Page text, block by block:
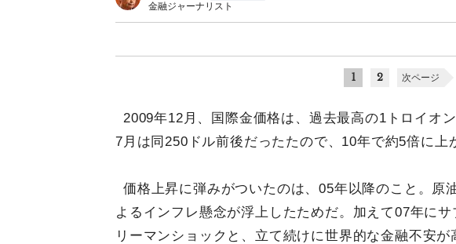
金融ジャーナリスト
1 2 次ページ
2009年12月、国際金価格は、過去最高の1トロイオ
7月は同250ドル前後だったたので、10年で約5倍に上
価格上昇に弾みがついたのは、05年以降のこと。原
よるインフレ懸念が浮上したためだ。加えて07年に
リーマンショックと、立て続けに世界的な金融不安